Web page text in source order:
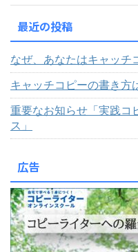
最近の投稿
なぜ、あなたはキャッチ
キャッチコピーの書き方
重要なお知らせ「実践
ス」
広告